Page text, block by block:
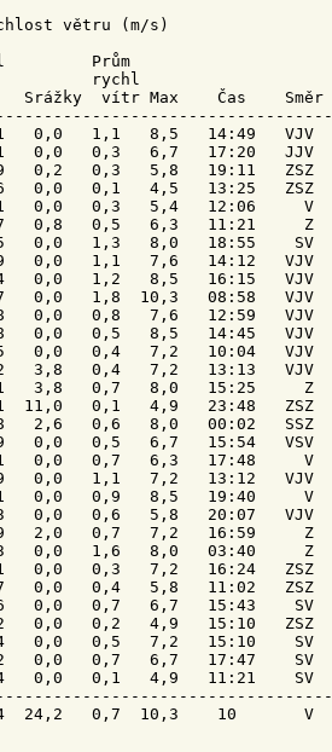
větru (m/s)
        Prům
st
rychl
Srážky  vítr Max    Čas Směr
0,0   1,1   8,5   14:49   VJV
0,0   0,3   6,7   17:20   JJV
0,2   0,3   5,8   19:11   ZSZ
0,0   0,1   4,5   13:25   ZSZ
0,0   0,3   5,4   12:06     V
0,8   0,5   6,3   11:21     Z
0,0   1,3   8,0   18:55    SV
0,0   1,1   7,6   14:12   VJV
0,0   1,2   8,5   16:15   VJV
0,0   1,8  10,3   08:58   VJV
0,0   0,8   7,6   12:59   VJV
0,0   0,5   8,5   14:45   VJV
0,0   0,4   7,2   10:04   VJV
3,8   0,4   7,2   13:13   VJV
3,8   0,7   8,0   15:25     Z
11,0   0,1   4,9   23:48   ZSZ
2,6   0,6   8,0   00:02   SSZ
0,0   0,5   6,7   15:54   VSV
0,0   0,7   6,3   17:48     V
0,0   1,1   7,2   13:12   VJV
0,0   0,9   8,5   19:40     V
0,0   0,6   5,8   20:07   VJV
2,0   0,7   7,2   16:59     Z
0,0   1,6   8,0   03:40     Z
0,0   0,3   7,2   16:24   ZSZ
0,0   0,4   5,8   11:02   ZSZ
0,0   0,7   6,7   15:43    SV
0,0   0,2   4,9   15:10   ZSZ
0,0   0,5   7,2   15:10    SV
0,0   0,7   6,7   17:47    SV
0,0   0,1   4,9   11:21    SV
24,2   0,7  10,3    10       V